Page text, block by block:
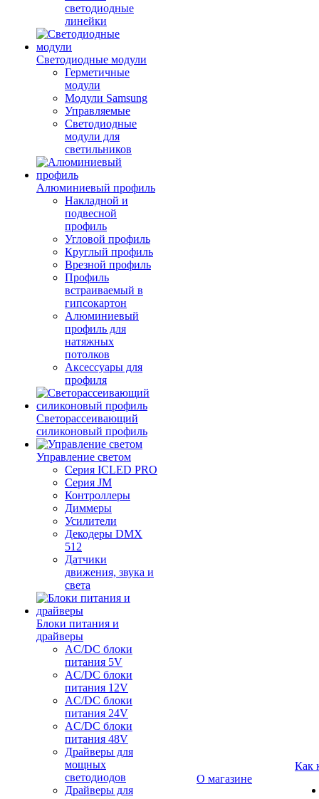
светодиодные
линейки
Светодиодные модули
Герметичные
модули
Модули Samsung
Управляемые
Светодиодные
модули для
светильников
Алюминиевый профиль
Накладной и
подвесной
профиль
Угловой профиль
Круглый профиль
Врезной профиль
Профиль
встраиваемый в
гипсокартон
Алюминиевый
профиль для
натяжных
потолков
Аксессуары для
профиля
Светорассеивающий
силиконовый профиль
Управление светом
Серия ICLED PRO
Серия JM
Контроллеры
Диммеры
Усилители
Декодеры DMX
512
Датчики
движения, звука и
света
Блоки питания и
драйверы
AC/DC блоки
питания 5V
AC/DC блоки
питания 12V
AC/DC блоки
питания 24V
AC/DC блоки
питания 48V
Драйверы для
мощных
светодиодов
Драйверы для
О магазине
Как